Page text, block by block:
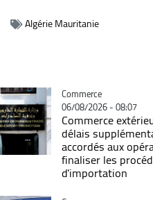
Algérie Mauritanie
Catégorie
Commerce
06/08/2026 - 08:07
Commerce
délais
accordés aux
finaliser les
d'importation